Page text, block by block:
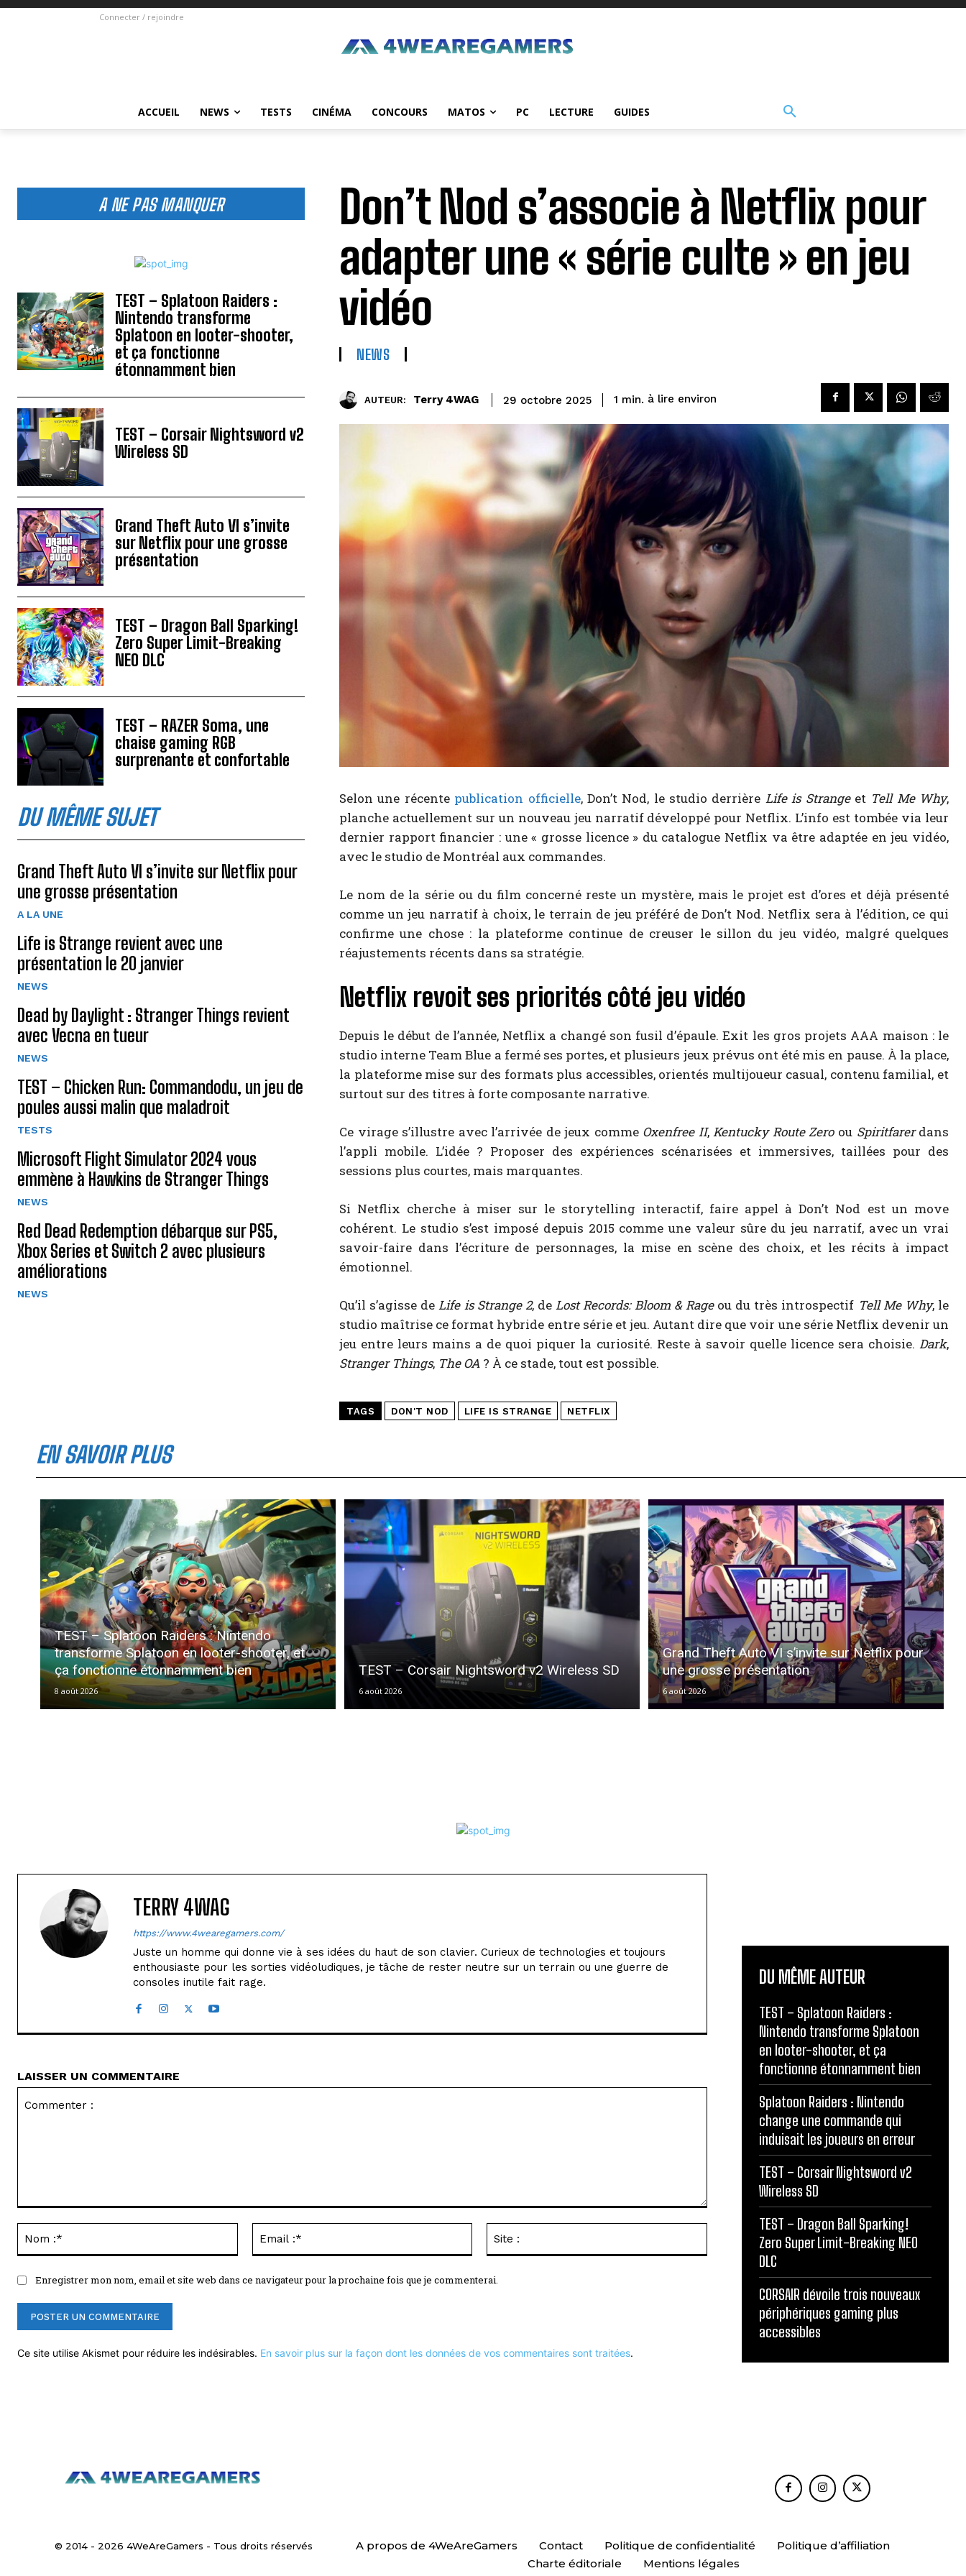
Connecter / rejoindre
ACCUEIL NEWS TESTS CINÉMA CONCOURS MATOS PC LECTURE GUIDES
A NE PAS MANQUER
TEST – Splatoon Raiders :
Nintendo transforme
Splatoon en looter-shooter,
et ça fonctionne
étonnamment bien
TEST – Corsair Nightsword v2
Wireless SD
Grand Theft Auto VI s’invite
sur Netflix pour une grosse
présentation
TEST – Dragon Ball Sparking!
Zero Super Limit-Breaking
NEO DLC
TEST – RAZER Soma, une
chaise gaming RGB
surprenante et confortable
DU MÊME SUJET
Grand Theft Auto VI s’invite sur Netflix pour
une grosse présentation
A LA UNE
Life is Strange revient avec une
présentation le 20 janvier
NEWS
Dead by Daylight : Stranger Things revient
avec Vecna en tueur
NEWS
TEST – Chicken Run: Commandodu, un jeu de
poules aussi malin que maladroit
TESTS
Microsoft Flight Simulator 2024 vous
emmène à Hawkins de Stranger Things
NEWS
Red Dead Redemption débarque sur PS5,
Xbox Series et Switch 2 avec plusieurs
améliorations
NEWS
Don’t Nod s’associe à Netflix pour
adapter une « série culte » en jeu
vidéo
NEWS
AUTEUR: Terry 4WAG 29 octobre 2025 1 min. à lire environ
Selon une récente publication officielle, Don’t Nod, le studio derrière Life is Strangeet Tell Me Why,
planche actuellement sur un nouveau jeu narratif développé pour Netflix. L’info est tombée via leur
dernier rapport financier : une « grosse licence » du catalogue Netflix va être adaptée en jeu vidéo,
avec le studio de Montréal aux commandes.
Le nom de la série ou du film concerné reste un mystère, mais le projet est d’ores et déjà présenté
comme un jeu narratif à choix, le terrain de jeu préféré de Don’t Nod. Netflix sera à l’édition, ce qui
confirme une chose : la plateforme continue de creuser le sillon du jeu vidéo, malgré quelques
réajustements récents dans sa stratégie.
Netflix revoit ses priorités côté jeu vidéo
Depuis le début de l’année, Netflix a changé son fusil d’épaule. Exit les gros projets AAA maison : le
studio interne Team Blue a fermé ses portes, et plusieurs jeux prévus ont été mis en pause. À la place,
la plateforme mise sur des formats plus accessibles, orientés multijoueur casual, contenu familial, et
surtout sur des titres à forte composante narrative.
Ce virage s’illustre avec l’arrivée de jeux comme Oxenfree II,Kentucky Route Zeroou Spiritfarerdans
l’appli mobile. L’idée ? Proposer des expériences scénarisées et immersives, taillées pour des
sessions plus courtes, mais marquantes.
Si Netflix cherche à miser sur le storytelling interactif, faire appel à Don’t Nod est un move
cohérent. Le studio s’est imposé depuis 2015 comme une valeur sûre du jeu narratif, avec un vrai
savoir-faire dans l’écriture de personnages, la mise en scène des choix, et les récits à impact
émotionnel.
Qu’il s’agisse deLife is Strange 2, deLost Records: Bloom & Rageou du très introspectif Tell Me Why, le
studio maîtrise ce format hybride entre série et jeu. Autant dire que voir une série Netflix devenir un
jeu entre leurs mains a de quoi piquer la curiosité. Reste à savoir quelle licence sera choisie. Dark,
Stranger Things, The OA ? À ce stade, tout est possible.
TAGS DON'T NOD LIFE IS STRANGE NETFLIX
EN SAVOIR PLUS
TEST – Splatoon Raiders : Nintendo
transforme Splatoon en looter-shooter, et
ça fonctionne étonnamment bien
8 août 2026
TEST – Corsair Nightsword v2 Wireless SD
6 août 2026
Grand Theft Auto VI s’invite sur Netflix pour
une grosse présentation
6 août 2026
TERRY 4WAG
https://www.4wearegamers.com/
Juste un homme qui donne vie à ses idées du haut de son clavier. Curieux de technologies et toujours
enthousiaste pour les sorties vidéoludiques, je tâche de rester neutre sur un terrain ou une guerre de
consoles inutile fait rage.
LAISSER UN COMMENTAIRE
Enregistrer mon nom, email et site web dans ce navigateur pour la prochaine fois que je commenterai.
Ce site utilise Akismet pour réduire les indésirables. En savoir plus sur la façon dont les données de vos commentaires sont traitées.
DU MÊME AUTEUR
TEST – Splatoon Raiders :
Nintendo transforme Splatoon
en looter-shooter, et ça
fonctionne étonnamment bien
Splatoon Raiders : Nintendo
change une commande qui
induisait les joueurs en erreur
TEST – Corsair Nightsword v2
Wireless SD
TEST – Dragon Ball Sparking!
Zero Super Limit-Breaking NEO
DLC
CORSAIR dévoile trois nouveaux
périphériques gaming plus
accessibles
© 2014 - 2026 4WeAreGamers - Tous droits réservés A propos de 4WeAreGamers Contact Politique de confidentialité
Politique d’affiliation
Charte éditoriale
Mentions légales